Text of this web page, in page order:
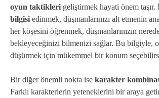
oyun taktikleri geliştirmek hayati önem
bilgisi edinmek, düşmanlarınızı alt etmenin
her köşesini öğrenmek, düşmanlarınızın
bekleyeceğinizi bilmenizi sağlar. Bu bilgiyle,
düşürmek için mükemmel bir konum
Bir diğer önemli nokta ise karakter
Farklı karakterlerin yeteneklerini bir araya